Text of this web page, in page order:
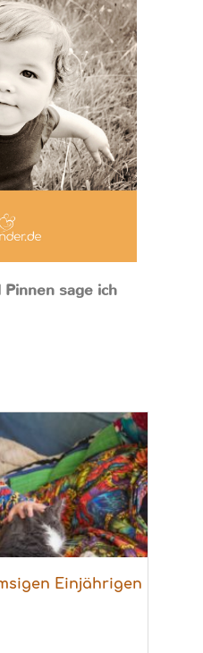
Pinnen sage ich
Einjährigen